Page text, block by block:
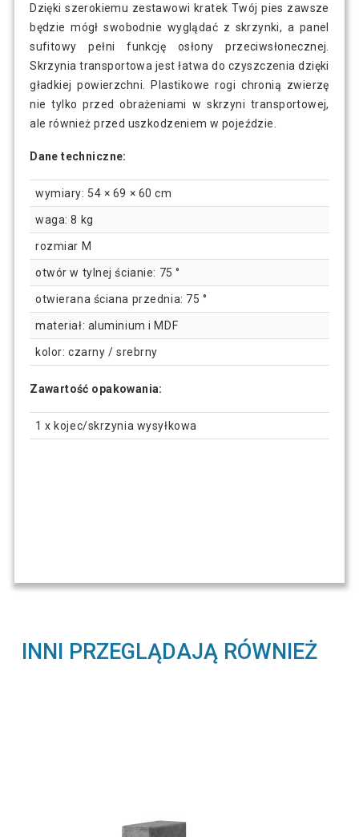
Dzięki szerokiemu zestawowi kratek Twój pies zawsze
będzie mógł swobodnie wyglądać z skrzynki, a panel
sufitowy pełni funkcję osłony przeciwsłonecznej.
Skrzynia transportowa jest łatwa do czyszczenia dzięki
gładkiej powierzchni. Plastikowe rogi chronią zwierzę
nie tylko przed obrażeniami w skrzyni transportowej,
ale również przed uszkodzeniem w pojeździe.
Dane techniczne:
wymiary: 54 × 69 × 60 cm
waga: 8 kg
rozmiar M
otwór w tylnej ścianie: 75 °
otwierana ściana przednia: 75 °
materiał: aluminium i MDF
kolor: czarny / srebrny
Zawartość opakowania:
1 x kojec/skrzynia wysyłkowa
INNI PRZEGLĄDAJĄ RÓWNIEŻ